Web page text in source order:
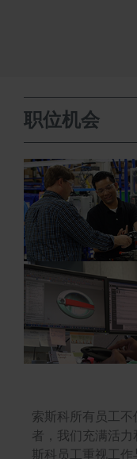
职位机会
索斯科所有员工
者，我们充满活
斯科员工重视工